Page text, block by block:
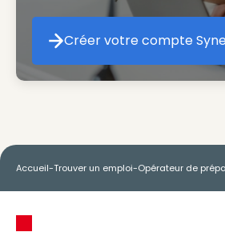
Créer
Créer votre compte
Accueil-Trouver un emploi-Opérateur de